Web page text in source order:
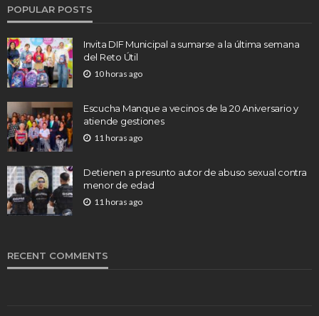
POPULAR POSTS
Invita DIF Municipal a sumarse a la última semana
del Reto Útil
10 horas ago
Escucha Manque a vecinos de la 20 Aniversario y
atiende gestiones
11 horas ago
Detienen a presunto autor de abuso sexual contra
menor de edad
11 horas ago
RECENT COMMENTS